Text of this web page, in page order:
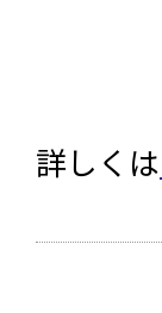
詳しくは